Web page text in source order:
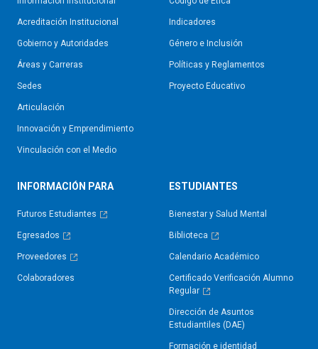
Acreditación Institucional
Gobierno y Autoridades​
Áreas y Carreras
Sedes
Articulación
Innovación y Emprendimiento
Vinculación con el Medio
Indicadores
Género e Inclusión
Políticas y Reglamentos​
Proyecto Educativo
INFORMACIÓN PARA
Futuros Estudiantes
Egresados
Proveedores
Colaboradores
ESTUDIANTES
Bienestar y Salud Mental
Biblioteca
Calendario Académico
Certificado Verificación Alumno
Regular
Dirección de Asuntos
Estudiantiles (DAE)
Formación e identidad